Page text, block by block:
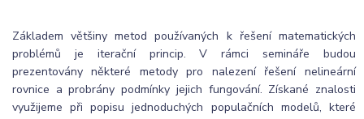
Základem většiny metod používaných k řešení matematických
problémů je iterační princip. V rámci semináře budou
prezentovány některé metody pro nalezení řešení nelineární
rovnice a probrány podmínky jejich fungování. Získané znalosti
využijeme při popisu jednoduchých populačních modelů, které